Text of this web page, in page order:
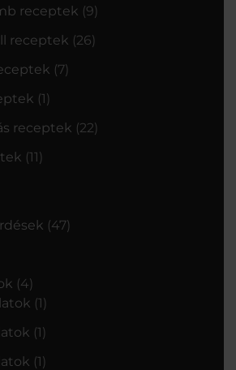
receptek (9)
receptek (26)
(7)
(1)
receptek (22)
(11)
(47)
(4)
(1)
(1)
(1)